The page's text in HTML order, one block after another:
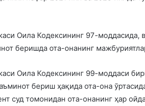
Оила Кодексининг 97-моддасида,
беришда ота-онанинг
Оила Кодексининг 99-моддаси
бериш ҳақида ота-она
суд томонидан ота-онанинг ҳар